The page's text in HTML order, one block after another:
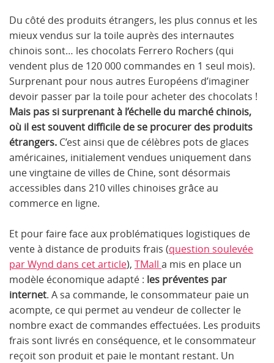
Du côté des produits étrangers, les plus connus et les
mieux vendus sur la toile auprès des internautes
chinois sont… les chocolats Ferrero Rochers (qui
vendent plus de 120 000 commandes en 1 seul mois).
Surprenant pour nous autres Européens d’imaginer
devoir passer par la toile pour acheter des chocolats !
Mais pas si surprenant à l’échelle du marché chinois,
où il est souvent difficile de se procurer des produits
étrangers. C’est ainsi que de célèbres pots de glaces
américaines, initialement vendues uniquement dans
une vingtaine de villes de Chine, sont désormais
accessibles dans 210 villes chinoises grâce au
commerce en ligne.
Et pour faire face aux problématiques logistiques de
vente à distance de produits frais (question soulevée
par Wynd dans cet article), TMall a mis en place un
modèle économique adapté : les préventes par
internet. A sa commande, le consommateur paie un
acompte, ce qui permet au vendeur de collecter le
nombre exact de commandes effectuées. Les produits
frais sont livrés en conséquence, et le consommateur
reçoit son produit et paie le montant restant. Un